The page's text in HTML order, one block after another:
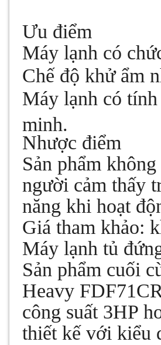
Ưu điểm
Máy lạnh có
Chế độ khử ẩm
Máy lạnh có
minh.
Nhược điểm
Sản phẩm
người cảm thấy
năng khi hoạt
Giá tham khảo:
Máy lạnh tủ
Sản phẩm cuối
Heavy
công suất 3HP
thiết kế với kiểu